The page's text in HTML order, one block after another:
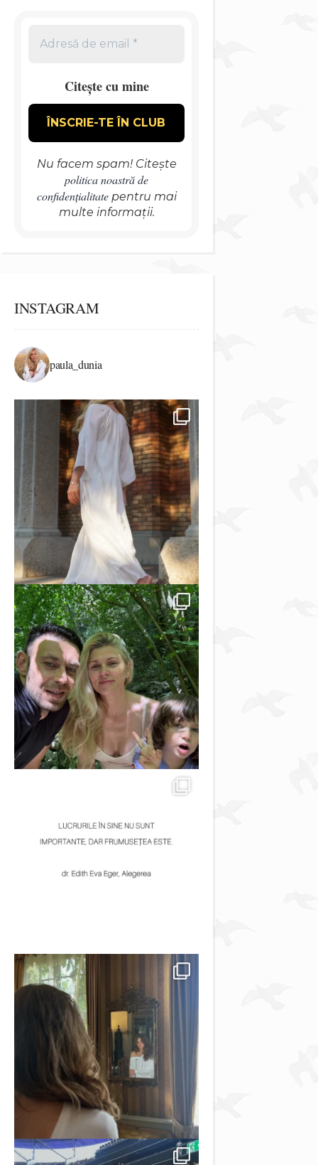
Citește cu mine
Nu facem spam! Citește
politica noastră de
confidențialitatepentru mai
multe informații.
INSTAGRAM
paula_dunia